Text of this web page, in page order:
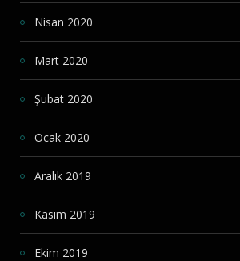
Nisan 2020
Mart 2020
Şubat 2020
Ocak 2020
Aralık 2019
Kasım 2019
Ekim 2019